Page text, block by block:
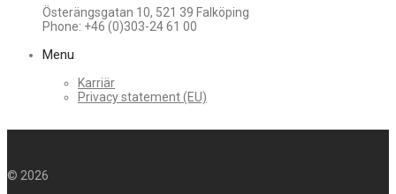
Österängsgatan 10, 521 39 Falköping
Phone: +46 (0)303-24 61 00
Menu
Karriär
Privacy statement (EU)
© 2026